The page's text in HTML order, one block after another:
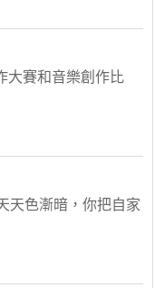
大賽和音樂創作比
天色漸暗，你把自家